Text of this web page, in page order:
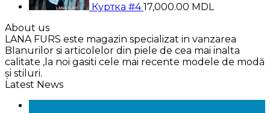
Куртка #4 17,000.00 MDL
About us
LANA FURS este magazin specializat in vanzarea
Blanurilor si articolelor din piele de cea mai inalta
calitate ,la noi gasiti cele mai recente modele de modă
și stiluri.
Latest News